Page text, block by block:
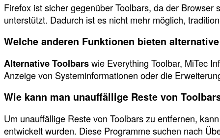
Firefox ist sicher gegenüber Toolbars, da der
unterstützt. Dadurch ist es nicht mehr möglich,
Welche anderen Funktionen bieten
Alternative Toolbarswie Everything Toolbar, MiTec
Anzeige von Systeminformationen oder die
Wie kann man unauffällige Reste von
Um unauffällige Reste von Toolbars zu entfernen,
entwickelt wurden. Diese Programme suchen nach